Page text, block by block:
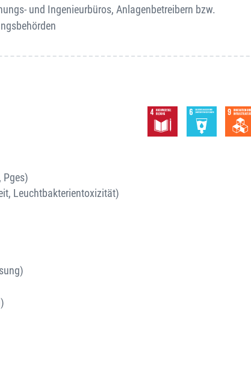
und Ingenieurbüros, Anlagenbetreibern bzw.
Pges)
Leuchtbakterientoxizität)